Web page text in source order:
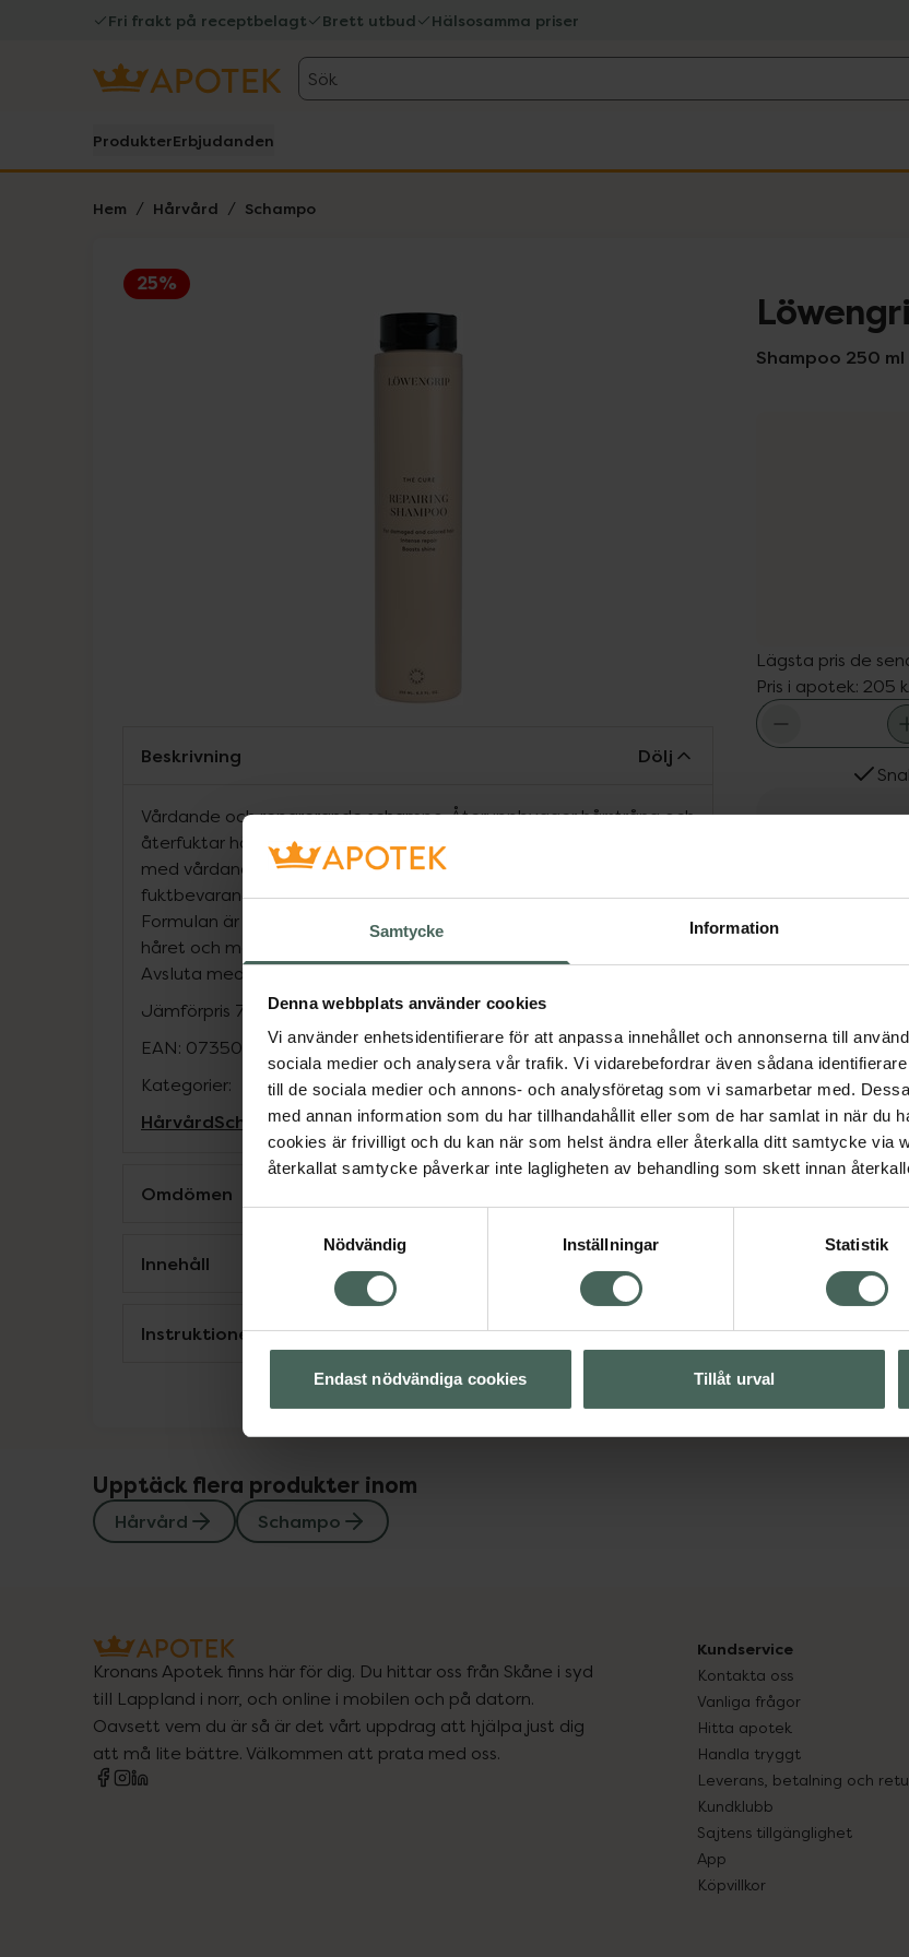
Samtycke Information
Denna webbplats använder cookies
Vi använder enhetsidentifierare för att anpassa innehållet och annonserna till
sociala medier och analysera vår trafik. Vi vidarebefordrar även sådana
till de sociala medier och annons- och analysföretag som vi samarbetar med.
med annan information som du har tillhandahållit eller som de har samlat in när du
cookies är frivilligt och du kan när som helst ändra eller återkalla ditt samtycke via
återkallat samtycke påverkar inte lagligheten av behandling som skett innan
Nödvändig
Inställningar Statistik
Endast nödvändiga cookies Tillåt urval
Fri frakt på receptbelagt Brett utbud Hälsosamma priser
Sök
ProdukterErbjudanden
Hem Hårvård Schampo
25%
Lista: . Innehåller 1 objekt.
Shampoo 250 ml
Lägsta pris de
Pris i apotek: 205
Köps ofta
4.3 av 5 i
Löwengrip
Shampoo
Tidigare
Köp båda för
228 kr
Beskrivning Dölj
Vårdande och reparerande schampo. Återuppbygger hårstråna och
återfuktar hårbotten så att håret får ny lyster och glans. Berikad
med vårdande algextrakt, veteproteiner och ricinolja som verkar
fuktbevarande, uppbyggande samt förebygger kluvna toppar.
Formulan är utvecklad för skadat eller kemiskt behandlat hår. Blöt
håret och massera schampo i hårbottnen, skölj ur och upprepa.
Avsluta med balsam i hårets längder.
Jämförpris 796 kr/l
EAN: 07350073862078
Kategorier:
HårvårdSchampo
Omdömen
Innehåll
Instruktioner Visa
Upptäck flera produkter inom
Hårvård Schampo
Kronans Apotek finns här för dig. Du hittar oss från Skåne i syd
till Lappland i norr, och online i mobilen och på datorn.
Oavsett vem du är så är det vårt uppdrag att hjälpa just dig
att må lite bättre. Välkommen att prata med oss.
Kundservice
Kontakta oss
Vanliga frågor
Hitta apotek
Handla tryggt
Leverans, betalning och
Kundklubb
Sajtens tillgänglighet
App
Köpvillkor